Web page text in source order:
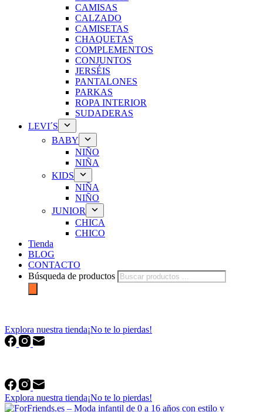
CAMISAS
CALZADO
CAMISETAS
CHAQUETAS
COMPLEMENTOS
CONJUNTOS
JERSÉIS
PANTALONES
PARKAS
ROPA INTERIOR
SUDADERAS
LEVI´S
BABY
NIÑO
NIÑA
KIDS
NIÑA
NIÑO
JUNIOR
CHICA
CHICO
Tienda
BLOG
CONTACTO
Búsqueda de productos
Explora nuestra tienda¡No te lo pierdas!
Explora nuestra tienda¡No te lo pierdas!